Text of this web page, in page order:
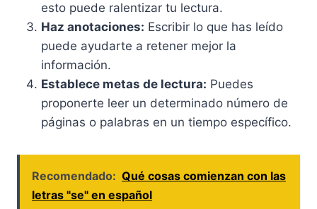
esto puede ralentizar tu lectura.
Haz anotaciones: Escribir lo que has leído
puede ayudarte a retener mejor la
información.
Establece metas de lectura: Puedes
proponerte leer un determinado número de
páginas o palabras en un tiempo específico.
Recomendado: Qué cosas comienzan con las
letras "se" en español